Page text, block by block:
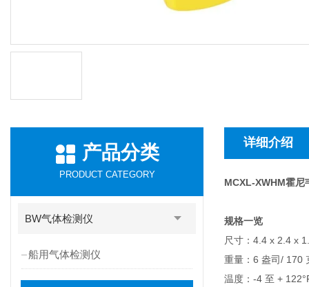
产品分类
PRODUCT CATEGORY
BW气体检测仪
船用气体检测仪
详细介绍
MCXL-XWHM霍尼
规格一览
尺寸：4.4 x 2.4 x
重量：6 盎司/ 170
温度：-4 至 +